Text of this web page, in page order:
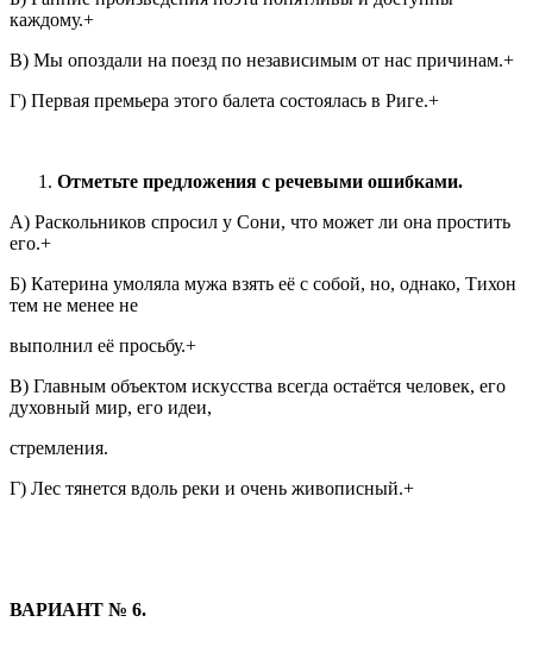
каждому.+
В) Мы опоздали на поезд по независимым от нас причинам.+
Г) Первая премьера этого балета состоялась в Риге.+
Отметьте предложения с речевыми ошибками.
А) Раскольников спросил у Сони, что может ли она простить
его.+
Б) Катерина умоляла мужа взять её с собой, но, однако, Тихон
тем не менее не
выполнил её просьбу.+
В) Главным объектом искусства всегда остаётся человек, его
духовный мир, его идеи,
стремления.
Г) Лес тянется вдоль реки и очень живописный.+
ВАРИАНТ № 6.